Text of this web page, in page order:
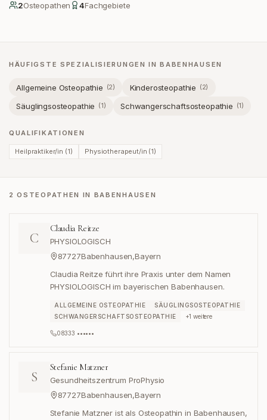
2Osteopathen 4Fachgebiete
HÄUFIGSTE SPEZIALISIERUNGEN INBABENHAUSEN
Allgemeine Osteopathie (2) Kinderosteopathie (2)
Säuglingsosteopathie (1) Schwangerschaftsosteopathie (1)
QUALIFIKATIONEN
Heilpraktiker/in (1) Physiotherapeut/in (1)
2 OSTEOPATHEN IN BABENHAUSEN
C
Claudia Reitze
PHYSIOLOGISCH
87727Babenhausen,Bayern
Claudia Reitze führt ihre Praxis unter dem Namen
PHYSIOLOGISCH im bayerischen Babenhausen.
ALLGEMEINE OSTEOPATHIE
SÄUGLINGSOSTEOPATHIE
SCHWANGERSCHAFTSOSTEOPATHIE
+1 weitere
08333 ••••••
S
Stefanie Matzner
Gesundheitszentrum ProPhysio
87727Babenhausen,Bayern
Stefanie Matzner ist als Osteopathin in Babenhausen,